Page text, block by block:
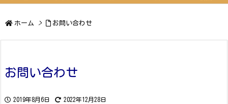
ホーム > お問い合わせ
お問い合わせ
2019年8月6日 2022年12月28日